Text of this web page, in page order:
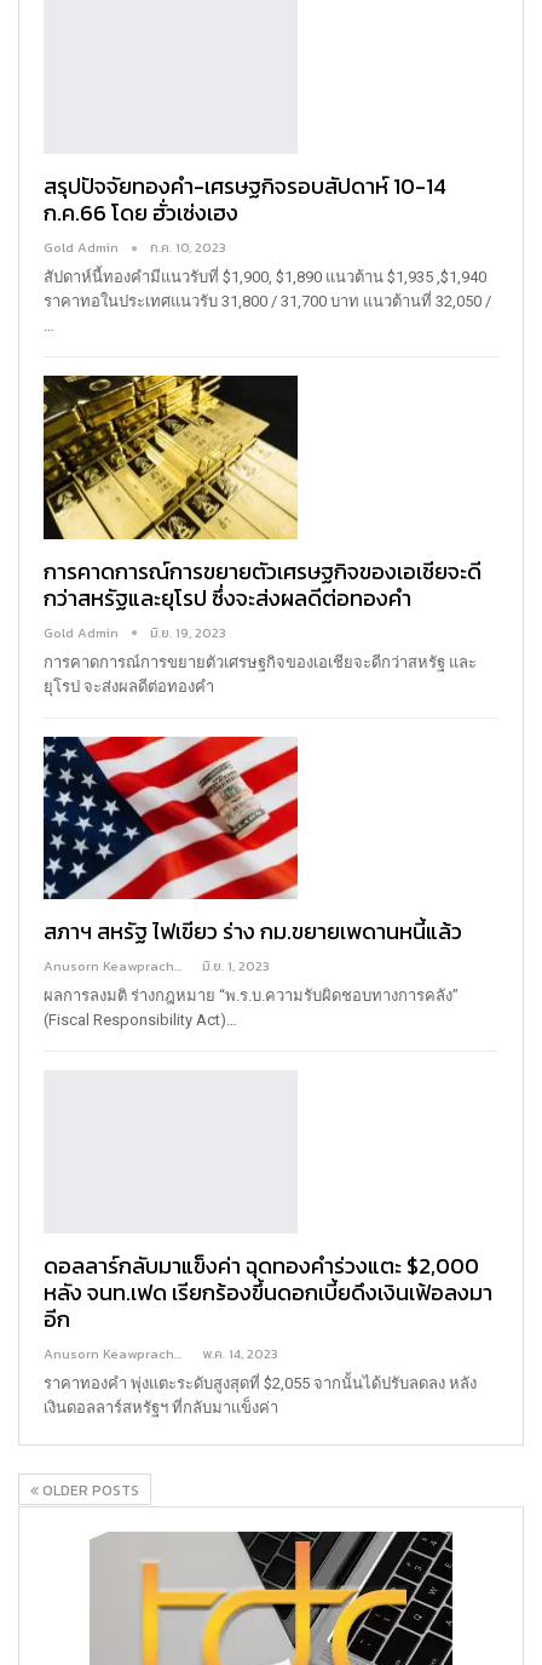
สรุปปัจจัยทองคำ-เศรษฐกิจรอบสัปดาห์ 10-14
ก.ค.66 โดย ฮั่วเซ่งเฮง
Gold Admin ก.ค. 10, 2023
สัปดาห์นี้ทองคำมีแนวรับที่ $1,900, $1,890 แนวต้าน $1,935 ,$1,940
ราคาทอในประเทศแนวรับ 31,800 / 31,700 บาท แนวต้านที่ 32,050 /
…
การคาดการณ์การขยายตัวเศรษฐกิจของเอเชียจะดี
กว่าสหรัฐและยุโรป ซึ่งจะส่งผลดีต่อทองคำ
Gold Admin มิ.ย. 19, 2023
การคาดการณ์การขยายตัวเศรษฐกิจของเอเชียจะดีกว่าสหรัฐ และ
ยุโรป จะส่งผลดีต่อทองคำ
สภาฯ สหรัฐ ไฟเขียว ร่าง กม.ขยายเพดานหนี้แล้ว
Anusorn Keawprachant มิ.ย. 1, 2023
ผลการลงมติ ร่างกฎหมาย “พ.ร.บ.ความรับผิดชอบทางการคลัง”
(Fiscal Responsibility Act)…
ดอลลาร์กลับมาแข็งค่า ฉุดทองคำร่วงแตะ $2,000
หลัง จนท.เฟด เรียกร้องขึ้นดอกเบี้ยดึงเงินเฟ้อลงมา
อีก
Anusorn Keawprachant พ.ค. 14, 2023
ราคาทองคำ พุ่งแตะระดับสูงสุดที่ $2,055 จากนั้นได้ปรับลดลง หลัง
เงินดอลลาร์สหรัฐฯ ที่กลับมาแข็งค่า
OLDER POSTS